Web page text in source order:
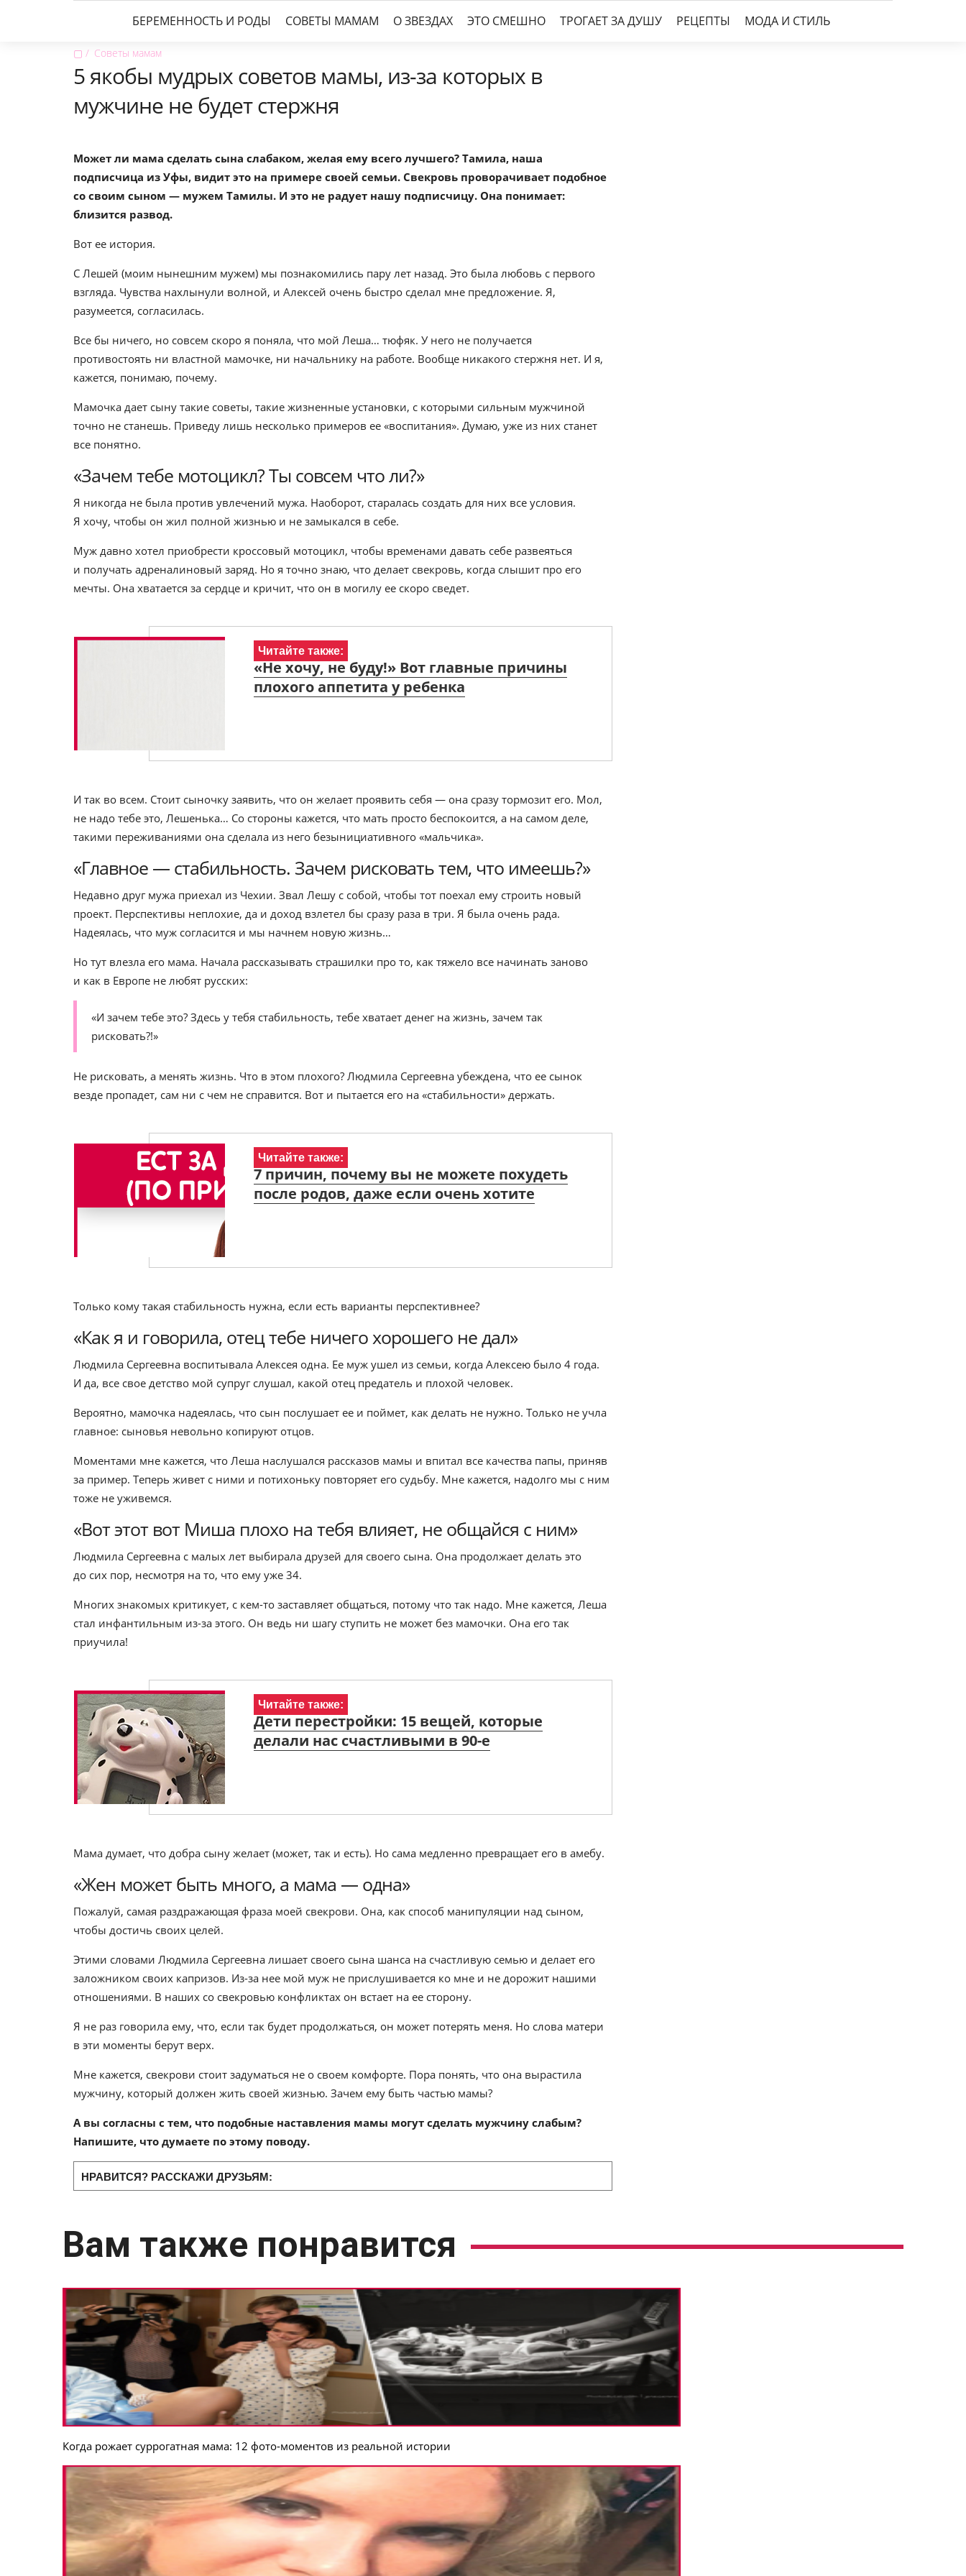
БЕРЕМЕННОСТЬ И РОДЫ СОВЕТЫ МАМАМ О ЗВЕЗДАХ ЭТО СМЕШНО ТРОГАЕТ ЗА ДУШУ РЕЦЕПТЫ МОДА И СТИЛЬ
▢ Советы мамам
5 якобы мудрых советов мамы, из-за которых в
мужчине не будет стержня
Может ли мама сделать сына слабаком, желая ему всего лучшего? Тамила, наша
подписчица из Уфы, видит это на примере своей семьи. Свекровь проворачивает подобное
со своим сыном — мужем Тамилы. И это не радует нашу подписчицу. Она понимает:
близится развод.
Вот ее история.
С Лешей (моим нынешним мужем) мы познакомились пару лет назад. Это была любовь с первого
взгляда. Чувства нахлынули волной, и Алексей очень быстро сделал мне предложение. Я,
разумеется, согласилась.
Все бы ничего, но совсем скоро я поняла, что мой Леша… тюфяк. У него не получается
противостоять ни властной мамочке, ни начальнику на работе. Вообще никакого стержня нет. И я,
кажется, понимаю, почему.
Мамочка дает сыну такие советы, такие жизненные установки, с которыми сильным мужчиной
точно не станешь. Приведу лишь несколько примеров ее «воспитания». Думаю, уже из них станет
все понятно.
«Зачем тебе мотоцикл? Ты совсем что ли?»
Я никогда не была против увлечений мужа. Наоборот, старалась создать для них все условия.
Я хочу, чтобы он жил полной жизнью и не замыкался в себе.
Муж давно хотел приобрести кроссовый мотоцикл, чтобы временами давать себе развеяться
и получать адреналиновый заряд. Но я точно знаю, что делает свекровь, когда слышит про его
мечты. Она хватается за сердце и кричит, что он в могилу ее скоро сведет.
Читайте также:
«Не хочу, не буду!» Вот главные причины
плохого аппетита у ребенка
И так во всем. Стоит сыночку заявить, что он желает проявить себя — она сразу тормозит его. Мол,
не надо тебе это, Лешенька… Со стороны кажется, что мать просто беспокоится, а на самом деле,
такими переживаниями она сделала из него безынициативного «мальчика».
«Главное — стабильность. Зачем рисковать тем, что имеешь?»
Недавно друг мужа приехал из Чехии. Звал Лешу с собой, чтобы тот поехал ему строить новый
проект. Перспективы неплохие, да и доход взлетел бы сразу раза в три. Я была очень рада.
Надеялась, что муж согласится и мы начнем новую жизнь…
Но тут влезла его мама. Начала рассказывать страшилки про то, как тяжело все начинать заново
и как в Европе не любят русских:
«И зачем тебе это? Здесь у тебя стабильность, тебе хватает денег на жизнь, зачем так
рисковать?!»
Не рисковать, а менять жизнь. Что в этом плохого? Людмила Сергеевна убеждена, что ее сынок
везде пропадет, сам ни с чем не справится. Вот и пытается его на «стабильности» держать.
Читайте также:
7 причин, почему вы не можете похудеть
после родов, даже если очень хотите
Только кому такая стабильность нужна, если есть варианты перспективнее?
«Как я и говорила, отец тебе ничего хорошего не дал»
Людмила Сергеевна воспитывала Алексея одна. Ее муж ушел из семьи, когда Алексею было 4 года.
И да, все свое детство мой супруг слушал, какой отец предатель и плохой человек.
Вероятно, мамочка надеялась, что сын послушает ее и поймет, как делать не нужно. Только не учла
главное: сыновья невольно копируют отцов.
Моментами мне кажется, что Леша наслушался рассказов мамы и впитал все качества папы, приняв
за пример. Теперь живет с ними и потихоньку повторяет его судьбу. Мне кажется, надолго мы с ним
тоже не уживемся.
«Вот этот вот Миша плохо на тебя влияет, не общайся с ним»
Людмила Сергеевна с малых лет выбирала друзей для своего сына. Она продолжает делать это
до сих пор, несмотря на то, что ему уже 34.
Многих знакомых критикует, с кем-то заставляет общаться, потому что так надо. Мне кажется, Леша
стал инфантильным из-за этого. Он ведь ни шагу ступить не может без мамочки. Она его так
приучила!
Читайте также:
Дети перестройки: 15 вещей, которые
делали нас счастливыми в 90-е
Мама думает, что добра сыну желает (может, так и есть). Но сама медленно превращает его в амебу.
«Жен может быть много, а мама — одна»
Пожалуй, самая раздражающая фраза моей свекрови. Она, как способ манипуляции над сыном,
чтобы достичь своих целей.
Этими словами Людмила Сергеевна лишает своего сына шанса на счастливую семью и делает его
заложником своих капризов. Из-за нее мой муж не прислушивается ко мне и не дорожит нашими
отношениями. В наших со свекровью конфликтах он встает на ее сторону.
Я не раз говорила ему, что, если так будет продолжаться, он может потерять меня. Но слова матери
в эти моменты берут верх.
Мне кажется, свекрови стоит задуматься не о своем комфорте. Пора понять, что она вырастила
мужчину, который должен жить своей жизнью. Зачем ему быть частью мамы?
А вы согласны с тем, что подобные наставления мамы могут сделать мужчину слабым?
Напишите, что думаете по этому поводу.
НРАВИТСЯ? РАССКАЖИ ДРУЗЬЯМ:
Вам также понравится
Когда рожает суррогатная мама: 12 фото-моментов из реальной истории